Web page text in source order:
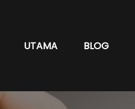
UTAMA BLOG